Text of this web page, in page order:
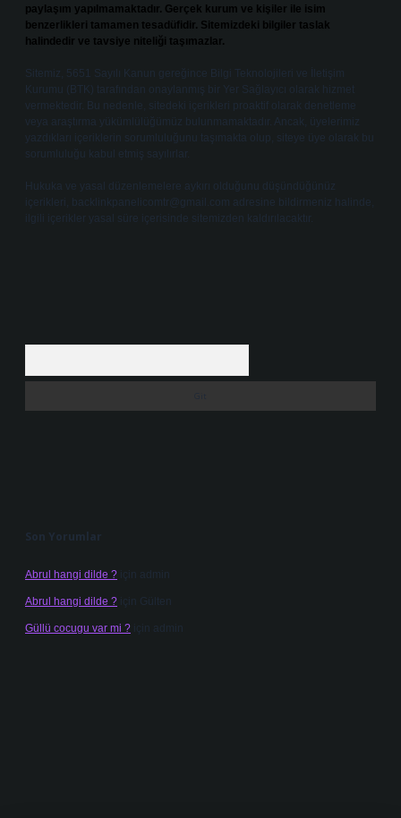
paylaşım yapılmamaktadır. Gerçek kurum ve kişiler ile isim
benzerlikleri tamamen tesadüfidir. Sitemizdeki bilgiler taslak
halindedir ve tavsiye niteliği taşımazlar.
Sitemiz, 5651 Sayılı Kanun gereğince Bilgi Teknolojileri ve İletişim
Kurumu (BTK) tarafından onaylanmış bir Yer Sağlayıcı olarak hizmet
vermektedir. Bu nedenle, sitedeki içerikleri proaktif olarak denetleme
veya araştırma yükümlülüğümüz bulunmamaktadır. Ancak, üyelerimiz
yazdıkları içeriklerin sorumluluğunu taşımakta olup, siteye üye olarak bu
sorumluluğu kabul etmiş sayılırlar.
Hukuka ve yasal düzenlemelere aykırı olduğunu düşündüğünüz
içerikleri,
backlinkpanelicomtr@gmail.com adresine bildirmeniz halinde,
ilgili içerikler yasal süre içerisinde sitemizden kaldırılacaktır.
Son Yorumlar
Abrul hangi dilde ? için admin
Abrul hangi dilde ? için Gülten
Güllü cocugu var mi ? için admin